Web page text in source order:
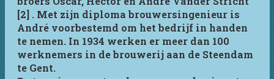
[2] . Met zijn diploma brouwersingenieur is
André voorbestemd om het bedrijf in handen
te nemen. In 1934 werken er meer dan 100
werknemers in de brouwerij aan de Steendam
te Gent.